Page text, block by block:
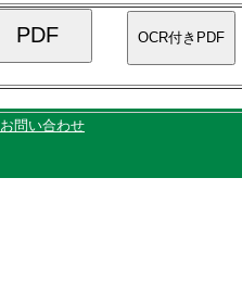
お問い合わせ